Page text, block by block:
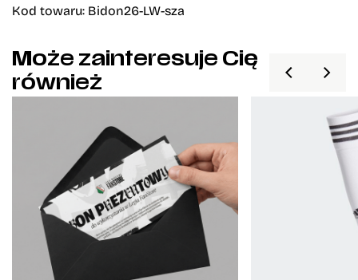
Kod towaru: Bidon26-LW-sza
Może zainteresuje Cię
również